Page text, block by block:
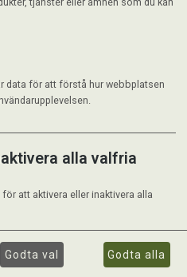
data för att förstå hur webbplatsen
alla valfria
att aktivera eller inaktivera alla
Godta val Godta alla